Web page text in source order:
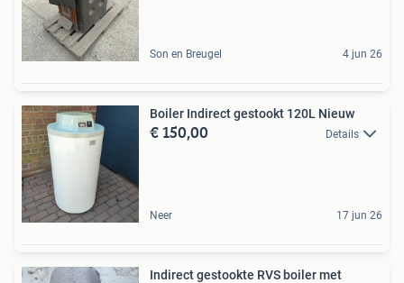
Son en Breugel 4 jun 26
Boiler Indirect gestookt 120L Nieuw
€ 150,00 Details
Neer 17 jun 26
Indirect gestookte RVS boiler met